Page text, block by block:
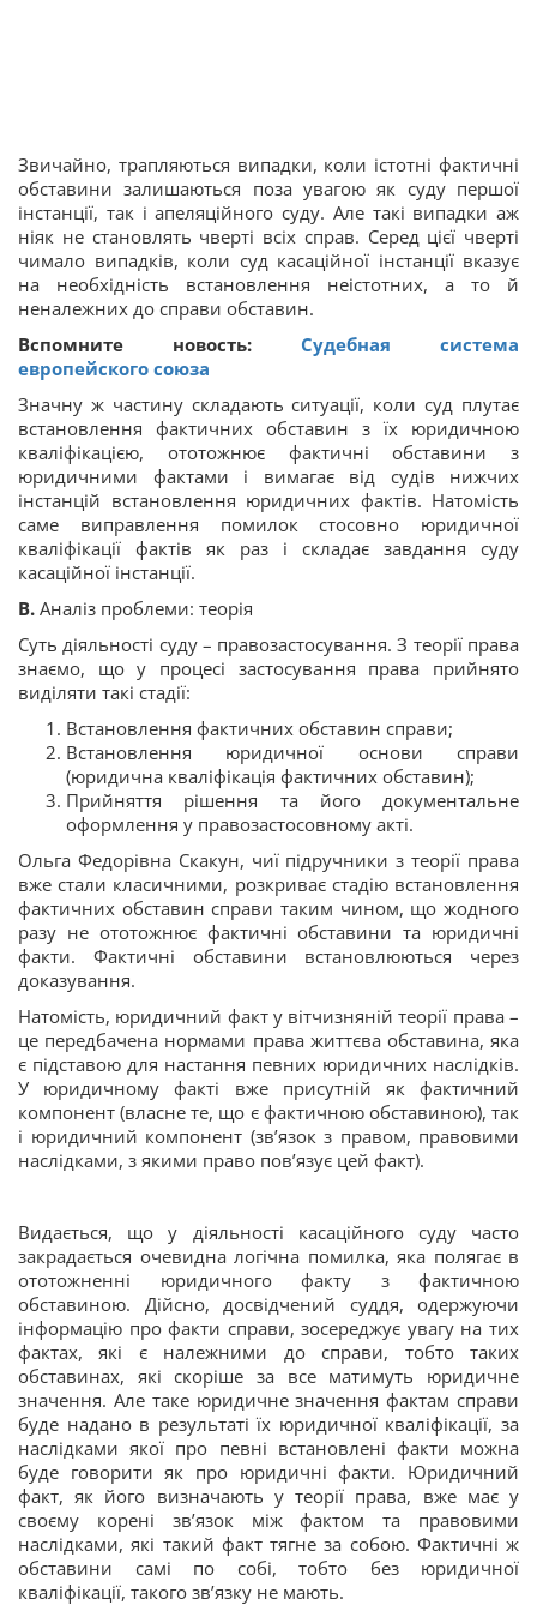
Звичайно, трапляються випадки, коли істотні фактичні
обставини залишаються поза увагою як суду першої
інстанції, так і апеляційного суду. Але такі випадки аж
ніяк не становлять чверті всіх справ. Серед цієї чверті
чимало випадків, коли суд касаційної інстанції вказує
на необхідність встановлення неістотних, а то й
неналежних до справи обставин.
Вспомните новость: Судебная система
европейского союза
Значну ж частину складають ситуації, коли суд плутає
встановлення фактичних обставин з їх юридичною
кваліфікацією, ототожнює фактичні обставини з
юридичними фактами і вимагає від судів нижчих
інстанцій встановлення юридичних фактів. Натомість
саме виправлення помилок стосовно юридичної
кваліфікації фактів як раз і складає завдання суду
касаційної інстанції.
В. Аналіз проблеми: теорія
Суть діяльності суду – правозастосування. З теорії права
знаємо, що у процесі застосування права прийнято
виділяти такі стадії:
Встановлення фактичних обставин справи;
Встановлення юридичної основи справи
(юридична кваліфікація фактичних обставин);
Прийняття рішення та його документальне
оформлення у правозастосовному акті.
Ольга Федорівна Скакун, чиї підручники з теорії права
вже стали класичними, розкриває стадію встановлення
фактичних обставин справи таким чином, що жодного
разу не ототожнює фактичні обставини та юридичні
факти. Фактичні обставини встановлюються через
доказування.
Натомість, юридичний факт у вітчизняній теорії права –
це передбачена нормами права життєва обставина, яка
є підставою для настання певних юридичних наслідків.
У юридичному факті вже присутній як фактичний
компонент (власне те, що є фактичною обставиною), так
і юридичний компонент (зв’язок з правом, правовими
наслідками, з якими право пов’язує цей факт).
Видається, що у діяльності касаційного суду часто
закрадається очевидна логічна помилка, яка полягає в
ототожненні юридичного факту з фактичною
обставиною. Дійсно, досвідчений суддя, одержуючи
інформацію про факти справи, зосереджує увагу на тих
фактах, які є належними до справи, тобто таких
обставинах, які скоріше за все матимуть юридичне
значення. Але таке юридичне значення фактам справи
буде надано в результаті їх юридичної кваліфікації, за
наслідками якої про певні встановлені факти можна
буде говорити як про юридичні факти. Юридичний
факт, як його визначають у теорії права, вже має у
своєму корені зв’язок між фактом та правовими
наслідками, які такий факт тягне за собою. Фактичні ж
обставини самі по собі, тобто без юридичної
кваліфікації, такого зв’язку не мають.